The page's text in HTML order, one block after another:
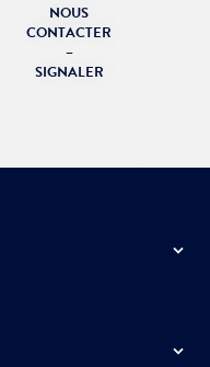
NOUS
CONTACTER
–
SIGNALER